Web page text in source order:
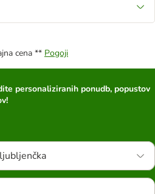
cena ** Pogoji
personaliziranih ponudb, popustov